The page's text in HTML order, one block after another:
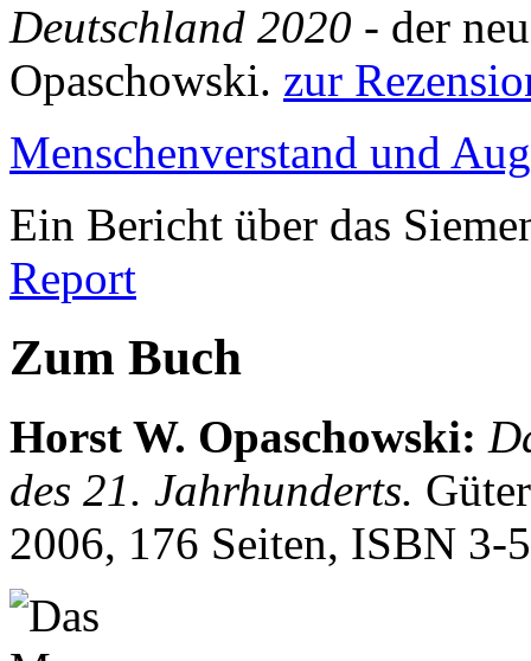
Deutschland 2020 - der
Opaschowski. zur
Menschenverstand und
Ein Bericht über das
Report
Zum Buch
Horst W. Opaschowski:
des 21. Jahrhunderts.
2006, 176 Seiten, ISBN 3-